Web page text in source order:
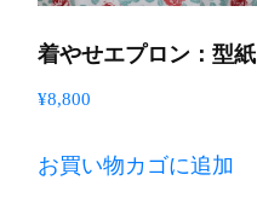
着やせエプロン：型紙
¥8,800
お買い物カゴに追加